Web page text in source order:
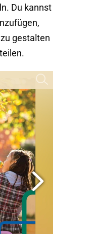
Du kannst
gestalten